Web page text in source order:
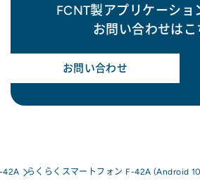
FCNT製アプリケーショ
お問い合わせはこ
お問い合わせ
42A らくらくスマートフォン F-42A (Android